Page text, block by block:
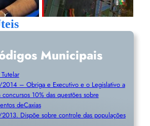
Municipais
– Obriga e Executivo e o Legislativo a
10% das questões sobre
deCaxias
Dispõe sobre controle das populações